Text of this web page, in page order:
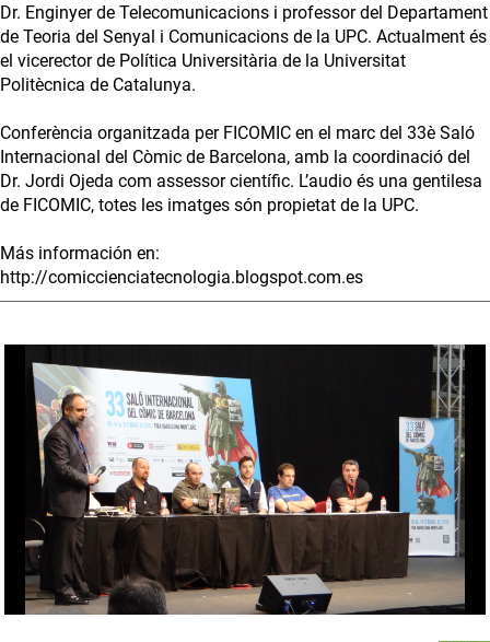
Dr. Enginyer de Telecomunicacions i professor del Departament
de Teoria del Senyal i Comunicacions de la UPC. Actualment és
el vicerector de Política Universitària de la Universitat
Politècnica de Catalunya.
Conferència organitzada per FICOMIC en el marc del 33è Saló
Internacional del Còmic de Barcelona, amb la coordinació del
Dr. Jordi Ojeda com assessor científic. L’audio és una gentilesa
de FICOMIC, totes les imatges són propietat de la UPC.
Más información en:
http://comiccienciatecnologia.blogspot.com.es